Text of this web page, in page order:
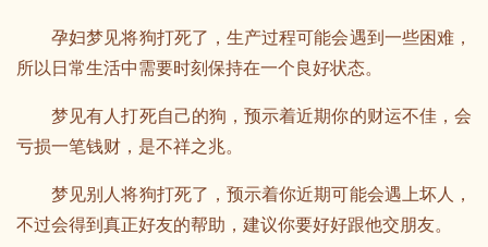
孕妇梦见将狗打死了，生产过程可能会遇到一些困难，
所以日常生活中需要时刻保持在一个良好状态。
梦见有人打死自己的狗，预示着近期你的财运不佳，会
亏损一笔钱财，是不祥之兆。
梦见别人将狗打死了，预示着你近期可能会遇上坏人，
不过会得到真正好友的帮助，建议你要好好跟他交朋友。